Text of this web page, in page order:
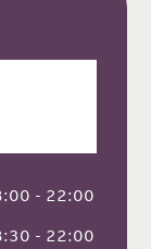
- 22:00
- 22:00